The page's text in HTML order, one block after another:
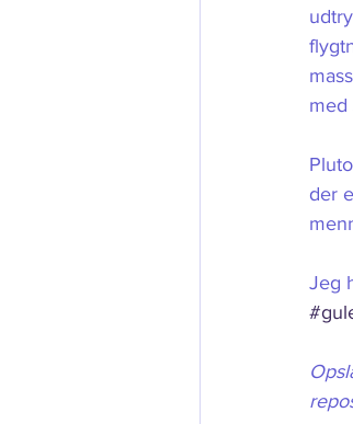
med
der
Jeg